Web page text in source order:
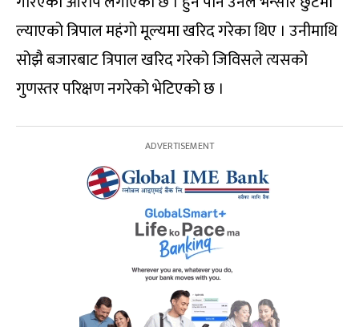
ल्याएको त्रिपाल महंगो मूल्यमा खरिद गरेका थिए । उनीमाथि
सोझै बजारबाट त्रिपाल खरिद गरेको जिविसले त्यसको
गुणस्तर परिक्षण नगरेको भेटिएको छ ।